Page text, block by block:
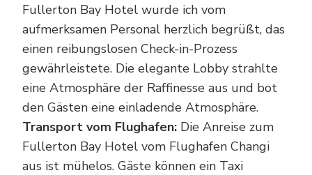
Fullerton Bay Hotel wurde ich vom
aufmerksamen Personal herzlich begrüßt, das
einen reibungslosen Check-in-Prozess
gewährleistete. Die elegante Lobby strahlte
eine Atmosphäre der Raffinesse aus und bot
den Gästen eine einladende Atmosphäre.
Transport vom Flughafen: Die Anreise zum
Fullerton Bay Hotel vom Flughafen Changi
aus ist mühelos. Gäste können ein Taxi